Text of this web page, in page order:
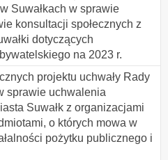
Suwałkach w sprawie
konsultacji społecznych z
dotyczących
na 2023 r.
projektu uchwały Rady
sprawie uchwalenia
Suwałk z organizacjami
o których mowa w
pożytku publicznego i